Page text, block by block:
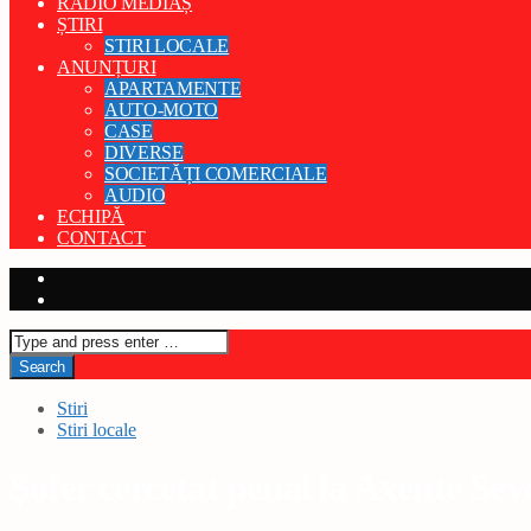
ȘTIRI
STIRI LOCALE
ANUNȚURI
APARTAMENTE
AUTO-MOTO
CASE
DIVERSE
SOCIETĂȚI COMERCIALE
AUDIO
ECHIPĂ
CONTACT
Stiri
Stiri locale